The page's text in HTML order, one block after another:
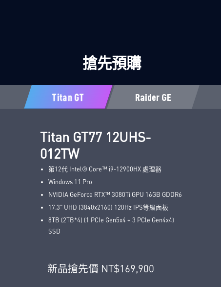
搶先預購
Titan GT Raider GE
Titan GT77 12UHS-
012TW
第12代 Intel® Core™ i9-12900HX 處理器
Windows 11 Pro
NVIDIA GeForce RTX™ 3080Ti GPU 16GB GDDR6
17.3" UHD (3840x2160) 120Hz IPS等級面板
8TB (2TB*4) (1 PCIe Gen5x4 + 3 PCle Gen4x4)
SSD
新品搶先價 NT$169,900